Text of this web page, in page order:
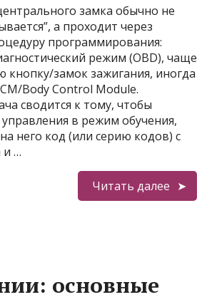
замка обычно не
а проходит через
программирования:
режим (OBD), чаще
кнопку/замок зажигания, иногда
Body Control Module.
сводится к тому, чтобы
в режим обучения,
него код (или серию кодов) с
и …
Читать далее
основные